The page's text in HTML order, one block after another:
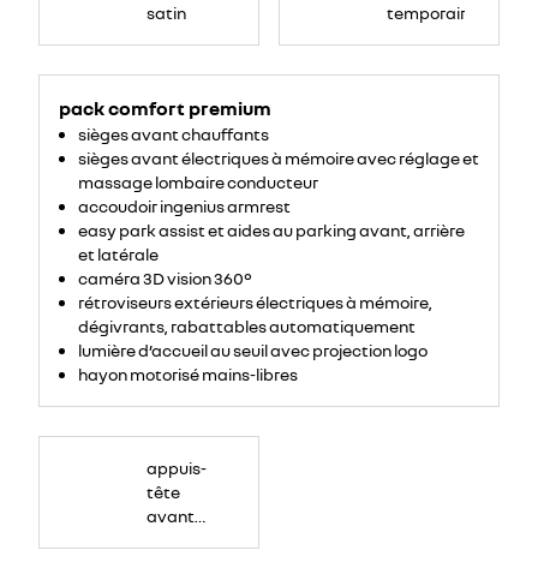
satin
pack comfort premium
sièges avant chauffants
sièges avant électriques à mémoire avec réglage et
massage lombaire conducteur
accoudoir ingenius armrest
easy park assist et aides au parking avant, arrière
et latérale
caméra 3D vision 360°
rétroviseurs extérieurs électriques à mémoire,
dégivrants, rabattables automatiquement
lumière d’accueil au seuil avec projection logo
hayon motorisé mains-libres
temporaire
appuis-
tête
avant